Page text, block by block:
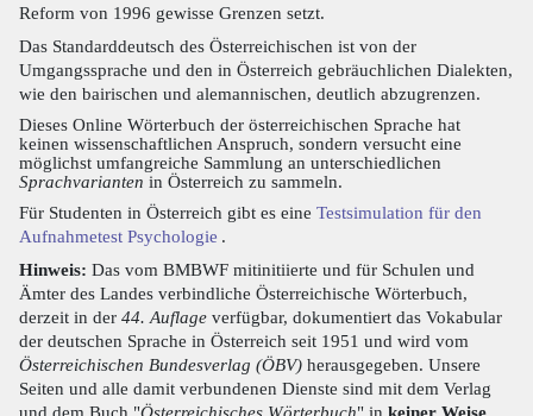
Reform von 1996 gewisse Grenzen setzt.
Das Standarddeutsch des Österreichischen ist von der
Umgangssprache und den in Österreich gebräuchlichen Dialekten,
wie den bairischen und alemannischen, deutlich abzugrenzen.
Dieses Online Wörterbuch der österreichischen Sprache hat
keinen wissenschaftlichen Anspruch, sondern versucht eine
möglichst umfangreiche Sammlung an unterschiedlichen
Sprachvarianten in Österreich zu sammeln.
Für Studenten in Österreich gibt es eine Testsimulation für den
Aufnahmetest Psychologie .
Hinweis: Das vom BMBWF mitinitiierte und für Schulen und
Ämter des Landes verbindliche Österreichische Wörterbuch,
derzeit in der 44. Auflage verfügbar, dokumentiert das Vokabular
der deutschen Sprache in Österreich seit 1951 und wird vom
Österreichischen Bundesverlag (ÖBV) herausgegeben. Unsere
Seiten und alle damit verbundenen Dienste sind mit dem Verlag
und dem Buch "Österreichisches Wörterbuch" in keiner Weise